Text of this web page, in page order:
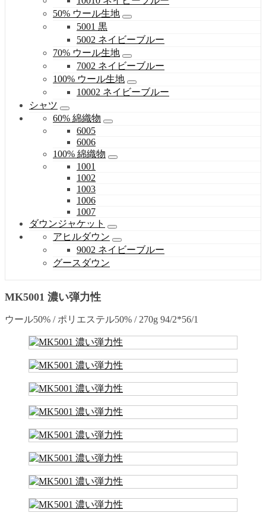
50% ウール生地
5001 黒
5002 ネイビーブルー
70% ウール生地
7002 ネイビーブルー
100% ウール生地
10002 ネイビーブルー
シャツ
60% 綿織物
6005
6006
100% 綿織物
1001
1002
1003
1006
1007
ダウンジャケット
アヒルダウン
9002 ネイビーブルー
グースダウン
MK5001 濃い弾力性
ウール50% / ポリエステル50% / 270g 94/2*56/1